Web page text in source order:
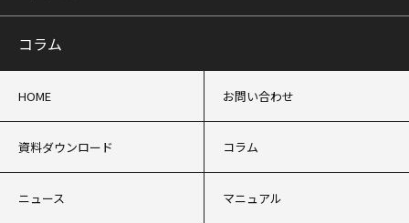
コラム
HOME お問い合わせ
資料ダウンロード コラム
ニュース マニュアル